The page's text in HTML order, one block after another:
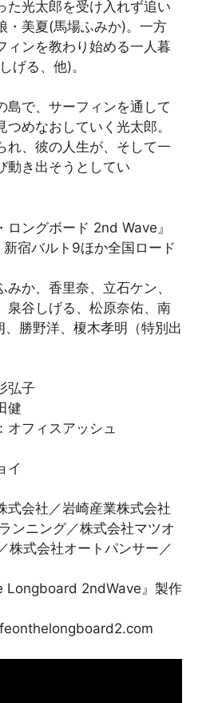
た光太郎を受け入れず追い
・美夏(馬場ふみか)。一方
ィンを教わり始める一人暮
げる、他)。
島で、サーフィンを通して
めなおしていく光太郎。
れ、彼の人生が、そして一
動き出そうとしてい
ロングボード 2nd Wave』
宿バルト9ほか全国ロード
か、香里奈、立石ケン、
泉谷しげる、松原奈佑、南
、勝野洋、榎木孝明（特別出
弘子
健
オフィスアッシュ
イ
式会社／岩崎産業株式会社
ンニング／株式会社マツオ
株式会社オートパンサー／
Longboard 2ndWave』製作